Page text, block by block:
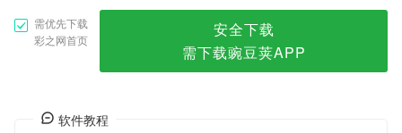
需优先下载
彩之网首页
安全下载
需下载豌豆荚APP
软件教程